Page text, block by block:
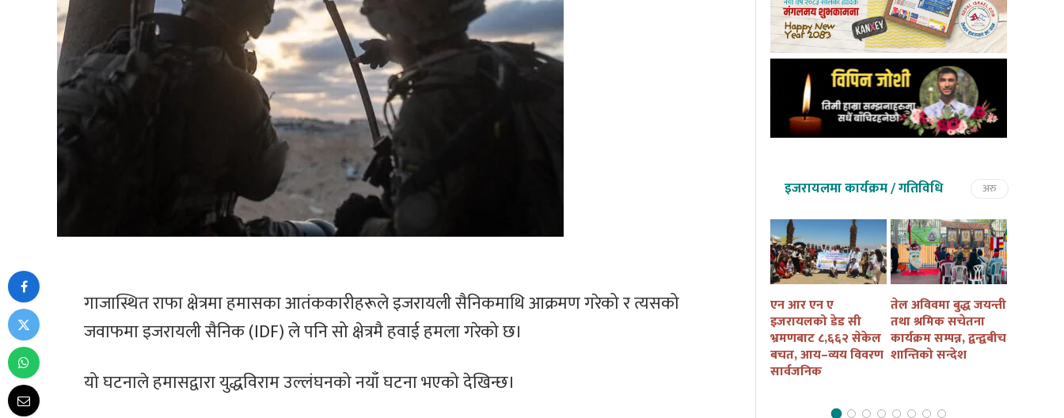
गाजास्थित राफा क्षेत्रमा हमासका आतंककारीहरूले इजरायली सैनिकमाथि आक्रमण गरेको र त्यसको
जवाफमा इजरायली सैनिक (IDF) ले पनि सो क्षेत्रमै हवाई हमला गरेको छ।
यो घटनाले हमासद्वारा युद्धविराम उल्लंघनको नयाँ घटना भएको देखिन्छ।
इजरायलमा कार्यक्रम / गतिविधि अरु
नेपाल तामाङ घेदुङ इजरायलमा ‘तमु तल्हो एन आर एन ए
इजरायलको डेड सी
भ्रमणबाट ८,६६२ सेकेल
बचत, आय–व्यय विवरण
सार्वजनिक
तेल अविवमा बुद्ध जयन्ती
तथा श्रमिक सचेतना
कार्यक्रम सम्पन्न, द्वन्द्वबीच
शान्तिको सन्देश